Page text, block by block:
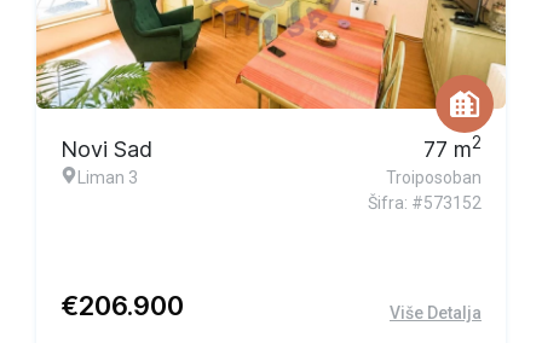
Ekskluzivna ponuda
Novi Sad
Liman 3
77 m2
Troiposoban
Šifra: #573152
€206.900 Više Detalja